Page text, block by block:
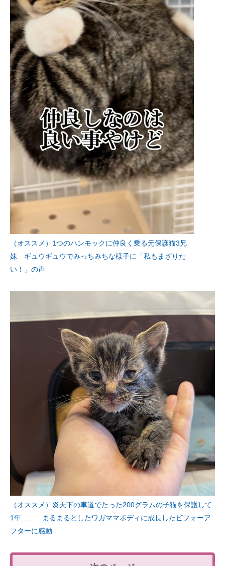
（オススメ）1つのハンモックに仲良く乗る元保護猫3兄
妹 ギュウギュウでみっちみちな様子に「私もまざりた
い！」の声
（オススメ）炎天下の車道でたった200グラムの子猫を保護して
1年…… まるまるとしたワガママボディに成長したビフォーア
フターに感動